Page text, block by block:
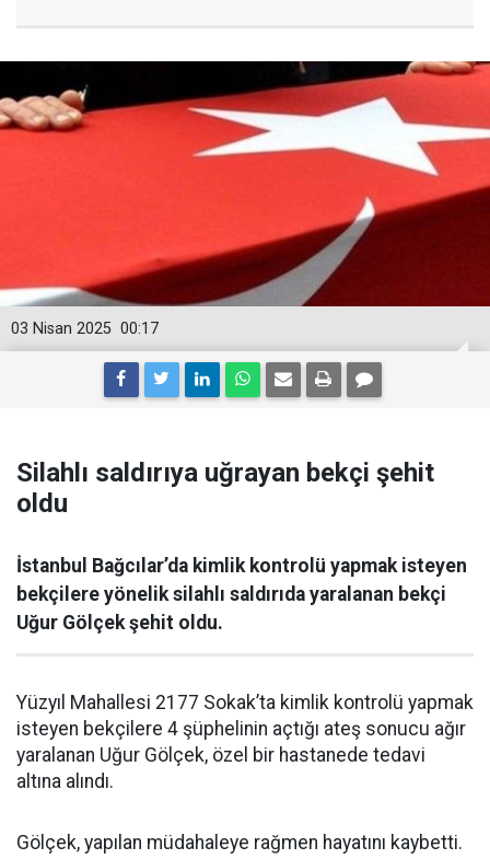
00:17
03 Nisan 2025
Silahlı saldırıya uğrayan bekçi şehit
oldu
İstanbul Bağcılar’da kimlik kontrolü yapmak isteyen
bekçilere yönelik silahlı saldırıda yaralanan bekçi
Uğur Gölçek şehit oldu.
Yüzyıl Mahallesi 2177 Sokak’ta kimlik kontrolü yapmak
isteyen bekçilere 4 şüphelinin açtığı ateş sonucu ağır
yaralanan Uğur Gölçek, özel bir hastanede tedavi
altına alındı.
Gölçek, yapılan müdahaleye rağmen hayatını kaybetti.